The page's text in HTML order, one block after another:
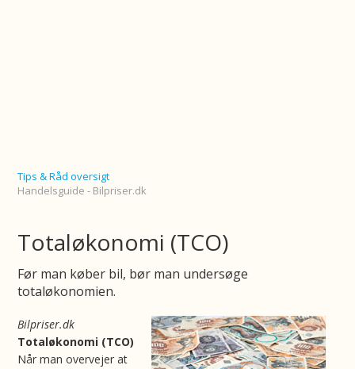
Tips & Råd oversigt
Handelsguide - Bilpriser.dk
Totaløkonomi (TCO)
Før man køber bil, bør man undersøge
totaløkonomien.
Bilpriser.dk
Totaløkonomi (TCO)
Når man overvejer at